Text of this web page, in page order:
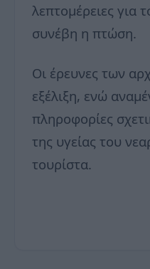
λεπτομέρειες για
συνέβη η πτώση.
Οι έρευνες των
εξέλιξη, ενώ
πληροφορίες
της υγείας του
τουρίστα.